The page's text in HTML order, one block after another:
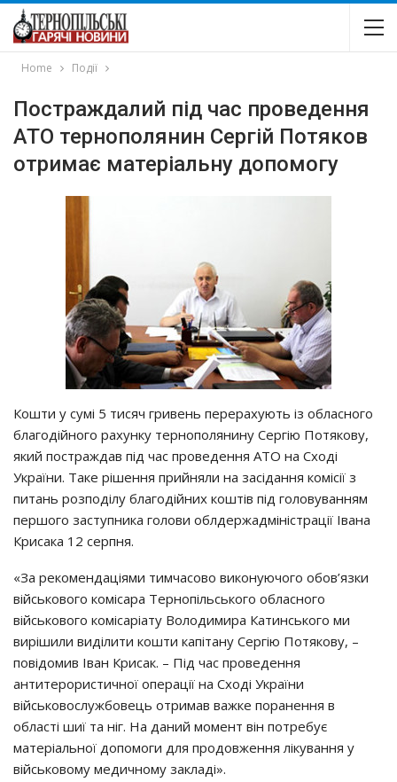
Home Події
Постраждалий під час проведення
АТО тернополянин Сергій Потяков
отримає матеріальну допомогу
Кошти у сумі 5 тисяч гривень перерахують із обласного
благодійного рахунку тернополянину Сергію Потякову,
який постраждав під час проведення АТО на Сході
України. Таке рішення прийняли на засідання комісії з
питань розподілу благодійних коштів під головуванням
першого заступника голови облдержадміністрації Івана
Крисака 12 серпня.
«За рекомендаціями тимчасово виконуючого обов’язки
військового комісара Тернопільського обласного
військового комісаріату Володимира Катинського ми
вирішили виділити кошти капітану Сергію Потякову, –
повідомив Іван Крисак. – Під час проведення
антитерористичної операції на Сході України
військовослужбовець отримав важке поранення в
області шиї та ніг. На даний момент він потребує
матеріальної допомоги для продовження лікування у
військовому медичному закладі».